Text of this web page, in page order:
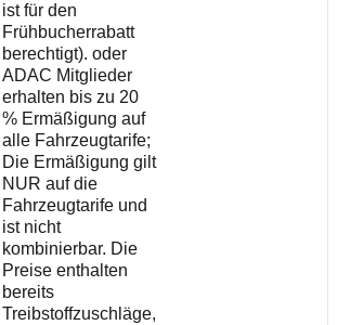
ist für den
Frühbucherrabatt
berechtigt). oder
ADAC Mitglieder
erhalten bis zu 20
% Ermäßigung auf
alle Fahrzeugtarife;
Die Ermäßigung gilt
NUR auf die
Fahrzeugtarife und
ist nicht
kombinierbar. Die
Preise enthalten
bereits
Treibstoffzuschläge,